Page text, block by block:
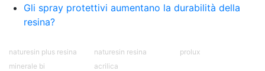
Gli spray protettivi aumentano la durabilità della
resina?
naturesin plus resina
minerale bi
naturesin resina
acrilica
prolux